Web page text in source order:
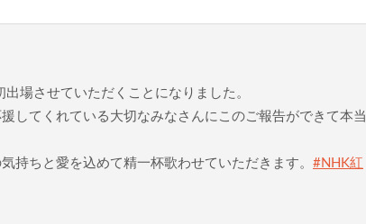
場させていただくことになりました。
してくれている大切なみなさんにこのご報告ができて本当
持ちと愛を込めて精一杯歌わせていただきます。 #NHK紅